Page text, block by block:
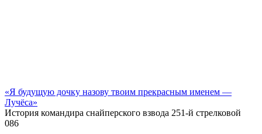
«Я будущую дочку назову твоим прекрасным именем —
Лучёса»
История командира снайперского взвода 251-й стрелковой
086